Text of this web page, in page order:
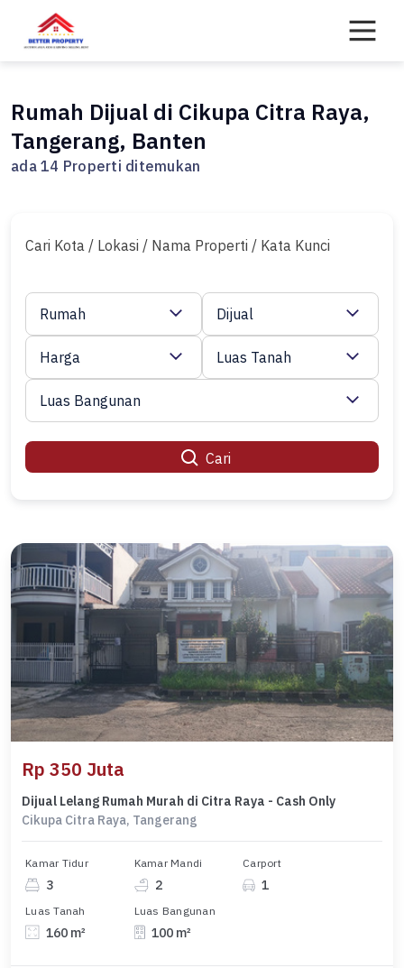
content
Rumah Dijual di Cikupa Citra Raya,
Tangerang, Banten
ada 14 Properti ditemukan
Cari Kota / Lokasi / Nama Properti / Kata Kunci
Cari
Rumah Dijual
Harga Luas Tanah
Luas Bangunan
Rp 350 Juta
Dijual Lelang Rumah Murah di Citra Raya - Cash Only
Cikupa Citra Raya, Tangerang
Kamar Tidur
3
Kamar Mandi
2
Carport
1
Luas Tanah
160 m²
Luas Bangunan
100 m²